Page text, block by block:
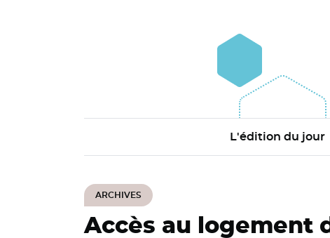
L'édition du jour
ARCHIVES
Accès au logement